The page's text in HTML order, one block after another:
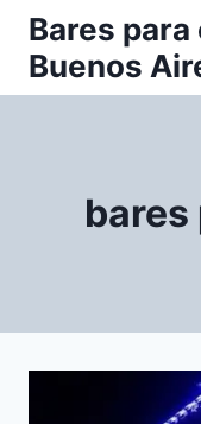
Saltar
contenido
Bares
Buenos
bares